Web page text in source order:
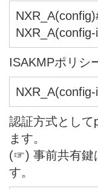
ISAKMPポリシ
認証方式とし
ます。
(☞) 事前共有鍵
す。